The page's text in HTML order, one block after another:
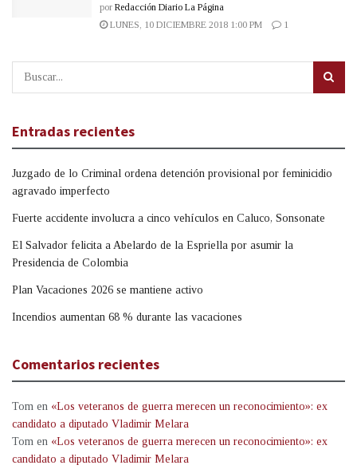
por Redacción Diario La Página
LUNES, 10 DICIEMBRE 2018 1:00 PM
1
Entradas recientes
Juzgado de lo Criminal ordena detención provisional por feminicidio
agravado imperfecto
Fuerte accidente involucra a cinco vehículos en Caluco, Sonsonate
El Salvador felicita a Abelardo de la Espriella por asumir la
Presidencia de Colombia
Plan Vacaciones 2026 se mantiene activo
Incendios aumentan 68 % durante las vacaciones
Comentarios recientes
Tom en «Los veteranos de guerra merecen un reconocimiento»: ex
candidato a diputado Vladimir Melara
Tom en «Los veteranos de guerra merecen un reconocimiento»: ex
candidato a diputado Vladimir Melara